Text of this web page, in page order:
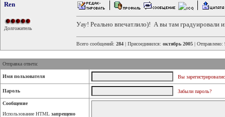
Ren
Долгожитель
Уау! Реально впечатлило)! А вы там градуировали
Всего сообщений: 284 | Присоединился: октябрь 2005 | Отправлено:
Отправка ответа:
Имя пользователя Вы
Пароль Забыли пароль?
Сообщение
Использование HTML запрещено